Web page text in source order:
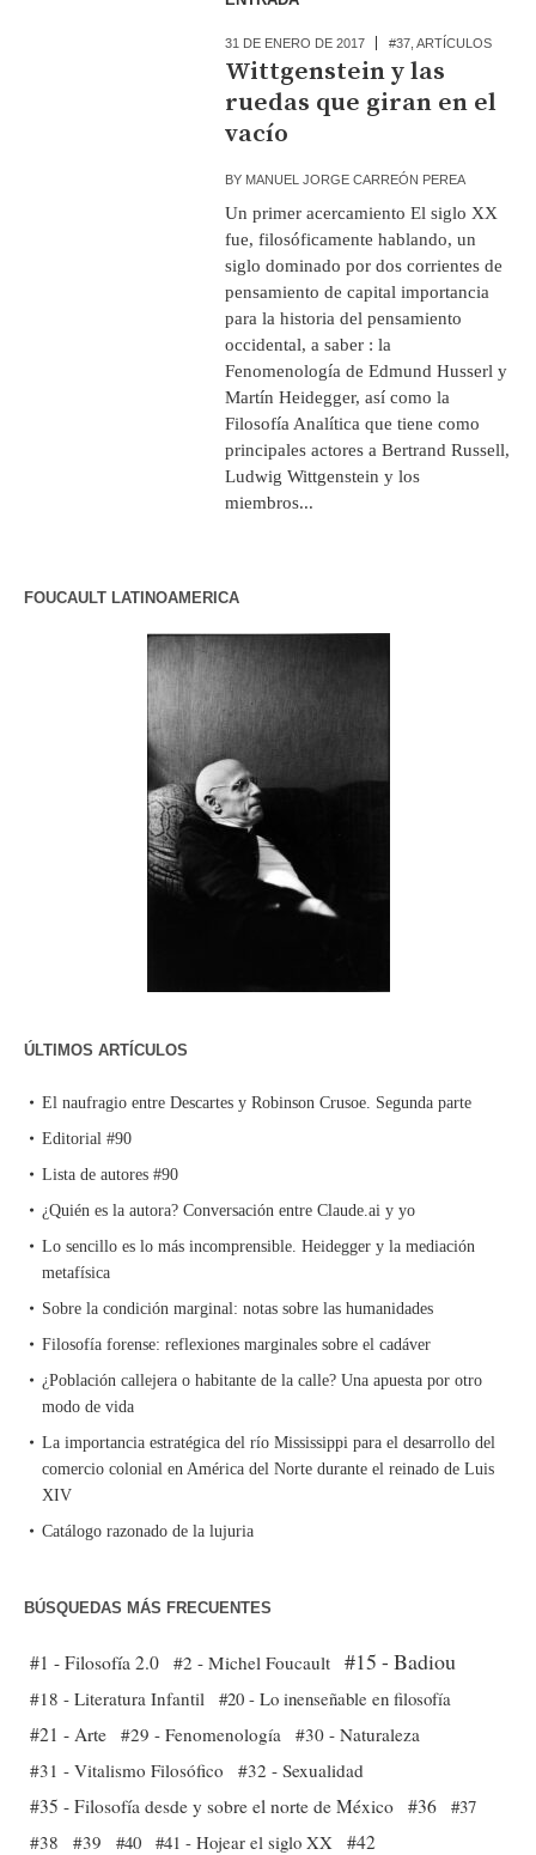
31 DE ENERO DE 2017 #37 ,ARTÍCULOS
Wittgenstein y las
ruedas que giran en el
vacío
BY MANUEL JORGE CARREÓN PEREA
Un primer acercamiento El siglo XX
fue, filosóficamente hablando, un
siglo dominado por dos corrientes de
pensamiento de capital importancia
para la historia del pensamiento
occidental, a saber : la
Fenomenología de Edmund Husserl y
Martín Heidegger, así como la
Filosofía Analítica que tiene como
principales actores a Bertrand Russell,
Ludwig Wittgenstein y los
miembros...
FOUCAULT LATINOAMERICA
ÚLTIMOS ARTÍCULOS
El naufragio entre Descartes y Robinson Crusoe. Segunda parte
Editorial #90
Lista de autores #90
¿Quién es la autora? Conversación entre Claude.ai y yo
Lo sencillo es lo más incomprensible. Heidegger y la mediación
metafísica
Sobre la condición marginal: notas sobre las humanidades
Filosofía forense: reflexiones marginales sobre el cadáver
¿Población callejera o habitante de la calle? Una apuesta por otro
modo de vida
La importancia estratégica del río Mississippi para el desarrollo del
comercio colonial en América del Norte durante el reinado de Luis
XIV
Catálogo razonado de la lujuria
BÚSQUEDAS MÁS FRECUENTES
#1 - Filosofía 2.0 #2 - Michel Foucault #15 - Badiou
#18 - Literatura Infantil #20 - Lo inenseñable en filosofía
#21 - Arte #29 - Fenomenología
#30 - Naturaleza
#31 - Vitalismo Filosófico
#32 - Sexualidad
#35 - Filosofía desde y sobre el norte de México #36 #37
#38
#39 #40 #41 - Hojear el siglo XX #42